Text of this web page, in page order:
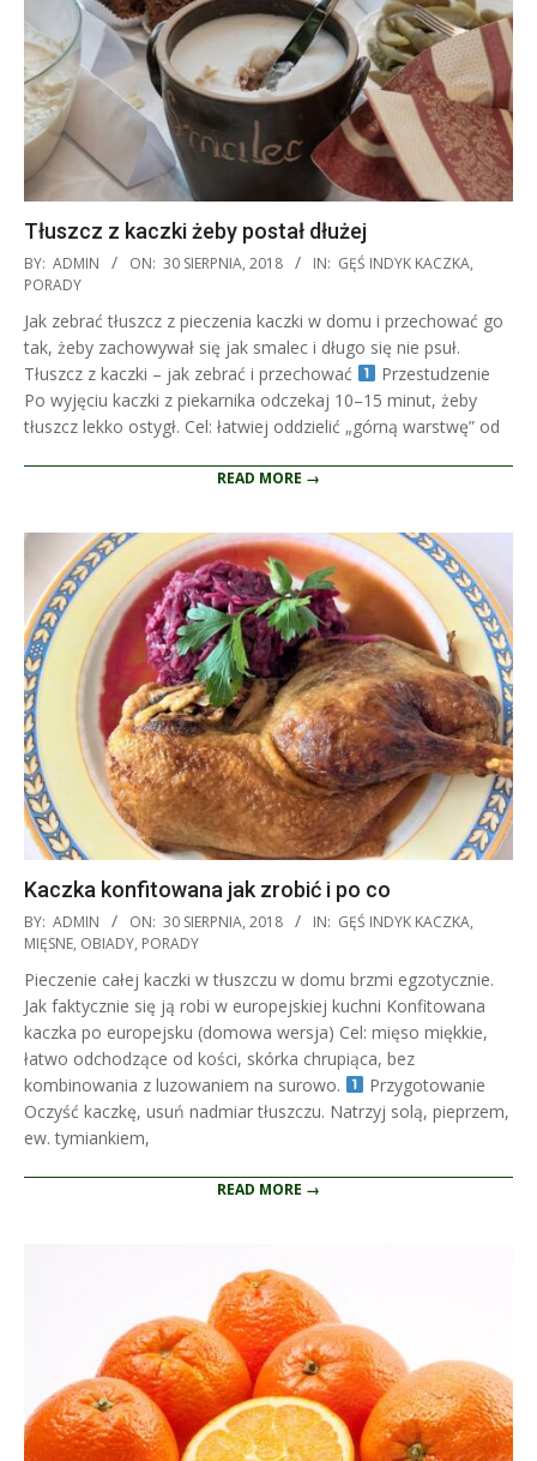
Tłuszcz z kaczki żeby postał dłużej
2018-
08-
30
BY: ADMIN ON: 30 SIERPNIA, 2018 IN: GĘŚ INDYK KACZKA,
PORADY
Jak zebrać tłuszcz z pieczenia kaczki w domu i przechować go
tak, żeby zachowywał się jak smalec i długo się nie psuł.
Tłuszcz z kaczki – jak zebrać i przechować
Przestudzenie
Po wyjęciu kaczki z piekarnika odczekaj 10–15 minut, żeby
tłuszcz lekko ostygł. Cel: łatwiej oddzielić „górną warstwę” od
READ MORE →
Kaczka konfitowana jak zrobić i po co
2018-
08-
30
BY: ADMIN ON: 30 SIERPNIA, 2018 IN: GĘŚ INDYK KACZKA,
MIĘSNE, OBIADY, PORADY
Pieczenie całej kaczki w tłuszczu w domu brzmi egzotycznie.
Jak faktycznie się ją robi w europejskiej kuchni Konfitowana
kaczka po europejsku (domowa wersja) Cel: mięso miękkie,
łatwo odchodzące od kości, skórka chrupiąca, bez
kombinowania z luzowaniem na surowo.
Przygotowanie
Oczyść kaczkę, usuń nadmiar tłuszczu. Natrzyj solą, pieprzem,
ew. tymiankiem,
READ MORE →